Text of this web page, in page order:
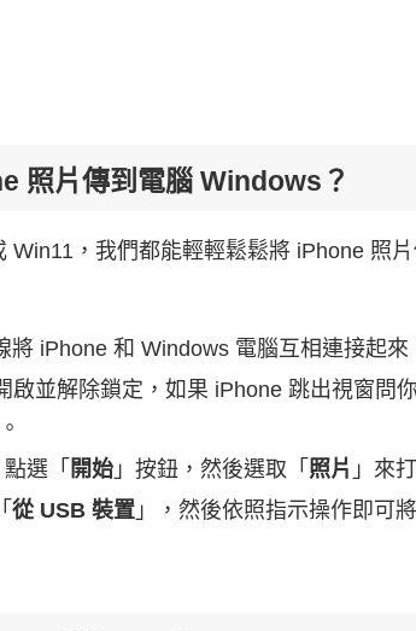
照片傳到電腦 Windows？
Win11，我們都能輕輕鬆鬆將 iPhone 照
將 iPhone 和 Windows 電腦互相連接起來
啟並解除鎖定，如果 iPhone 跳出視窗問
選「 開始 」按鈕，然後選取「 照片 」來
從 USB 裝置 」，然後依照指示操作即可